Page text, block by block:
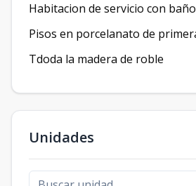
Habitacion de servicio con baño
Pisos en porcelanato de
Tdoda la madera de roble
Unidades